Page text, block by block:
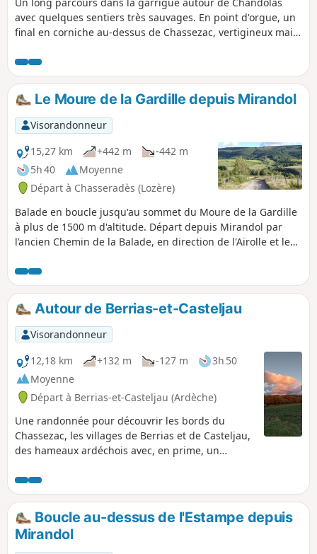
avec quelques sentiers très sauvages. En point d'orgue, un
final en corniche au-dessus de Chassezac, vertigineux mais
est fortement conseillée en privilégiant les cartes
OpenStreetMap, car il y a beaucoup de traces dans la
garrigue.
Le Moure de la Gardille depuis Mirandol
Visorandonneur
15,27 km
+442 m
-442 m
5h 40
Moyenne
Départ à Chasseradès (Lozère)
Balade en boucle jusqu'au sommet du Moure de la Gardille
à plus de 1500 m d'altitude. Départ depuis Mirandol par
l’ancien Chemin de la Balade, en direction de l'Airolle et les
Mouleyres.
Autour de Berrias-et-Casteljau
Visorandonneur
12,18 km
+132 m -127 m
3h 50
Moyenne
Départ à Berrias-et-Casteljau (Ardèche)
Une randonnée pour découvrir les bords du
Chassezac, les villages de Berrias et de Casteljau,
des hameaux ardéchois avec, en prime, un
les Gorges du Chassezac. Au départ, lorsque l'on
longe le Chassezac et dans le Bois de Païolive, il y
a de très nombreux sentiers. Un GPS peut être
utile.Boucle au-dessus de l'Estampe depuis
Mirandol